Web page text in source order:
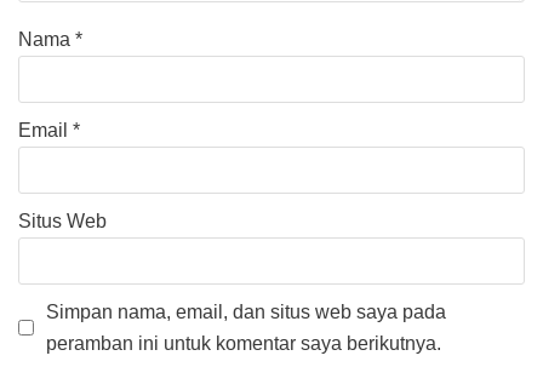
Nama *
Email *
Situs Web
Simpan nama, email, dan situs web saya pada
peramban ini untuk komentar saya berikutnya.